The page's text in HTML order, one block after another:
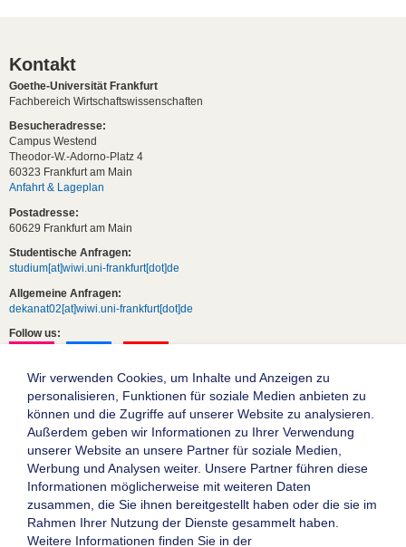
Kontakt
Goethe-Universität Frankfurt
Fachbereich Wirtschaftswissenschaften
Besucheradresse:
Campus Westend
Theodor-W.-Adorno-Platz 4
60323 Frankfurt am Main
Anfahrt & Lageplan
Postadresse:
60629 Frankfurt am Main
Studentische Anfragen:
studium[at]wiwi.uni-frankfurt[dot]de
Allgemeine Anfragen:
dekanat02[at]wiwi.uni-frankfurt[dot]de
Follow us:
Die Goethe-Universität Frankfurt am Main
Impressum
Wir verwenden Cookies, um Inhalte und Anzeigen zu
personalisieren, Funktionen für soziale Medien anbieten zu
können und die Zugriffe auf unserer Website zu analysieren.
Außerdem geben wir Informationen zu Ihrer Verwendung
unserer Website an unsere Partner für soziale Medien,
Werbung und Analysen weiter. Unsere Partner führen diese
Informationen möglicherweise mit weiteren Daten
zusammen, die Sie ihnen bereitgestellt haben oder die sie im
Rahmen Ihrer Nutzung der Dienste gesammelt haben.
Weitere Informationen finden Sie in der